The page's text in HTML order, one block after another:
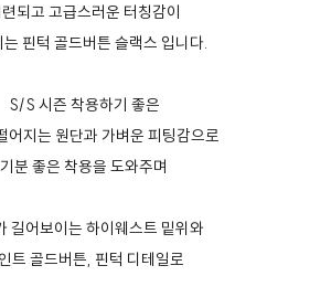
되고 고급스러운 터칭감이
핀턱 골드버튼 슬랙스 입니다.
S/S 시즌 착용하기 좋은
어지는 원단과 가벼운 피팅감으로
기분 좋은 착용을 도와주며
길어보이는 하이웨스트 밑위와
트 골드버튼, 핀턱 디테일로